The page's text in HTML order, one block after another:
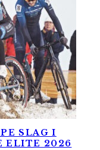
SLAG I
ELITE 2026